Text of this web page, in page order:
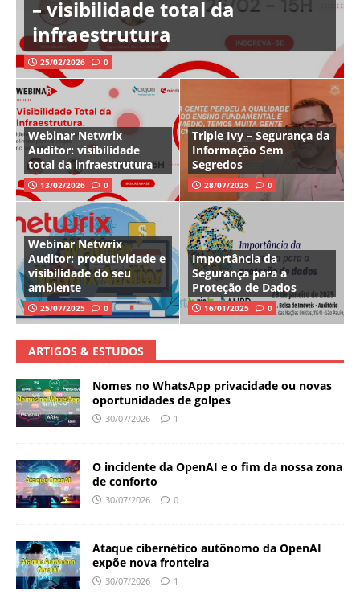
– visibilidade total da
infraestrutura
25/02/2026 0
Webinar Netwrix
Auditor: visibilidade
total da infraestrutura
13/02/2026 0
Triple Ivy – Segurança da
Informação Sem
Segredos
28/07/2025 0
Webinar Netwrix
Auditor: produtividade e
visibilidade do seu
ambiente
25/07/2025 0
Importância da
Segurança para a
Proteção de Dados
16/01/2025 0
ARTIGOS & ESTUDOS
Nomes no WhatsApp privacidade ou novas
oportunidades de golpes
30/07/2026 1
O incidente da OpenAI e o fim da nossa zona
de conforto
30/07/2026 0
Ataque cibernético autônomo da OpenAI
expõe nova fronteira
30/07/2026 1